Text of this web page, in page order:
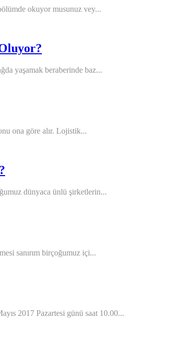
okuyor musunuz vey...
yaşamak beraberinde baz...
ona göre alır. Lojistik...
dünyaca ünlü şirketlerin...
sanırım birçoğumuz içi...
2017 Pazartesi günü saat 10.00...